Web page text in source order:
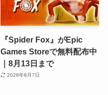
『Spider Fox』がEpic
Games Storeで無料配布中
｜8月13日まで
2026年8月7日